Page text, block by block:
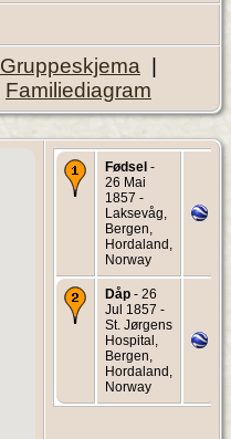
Gruppeskjema
Familiediagram
Fødsel -
26 Mai
1857 -
Laksevåg,
Bergen,
Hordaland,
Norway
Dåp - 26
Jul 1857 -
St. Jørgens
Hospital,
Bergen,
Hordaland,
Norway